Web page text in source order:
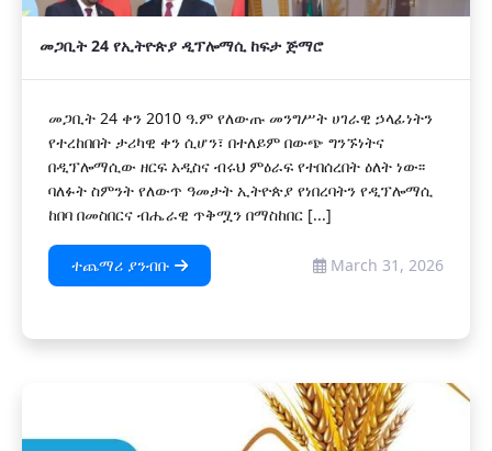
መጋቢት 24 የኢትዮጵያ ዲፕሎማሲ ከፍታ ጅማሮ
መጋቢት 24 ቀን 2010 ዓ.ም የለውጡ መንግሥት ሀገራዊ ኃላፊነትን
የተረከበበት ታሪካዊ ቀን ሲሆን፣ በተለይም በውጭ ግንኙነትና
በዲፕሎማሲው ዘርፍ አዲስና ብሩህ ምዕራፍ የተበሰረበት ዕለት ነው፡፡
ባለፉት ስምንት የለውጥ ዓመታት ኢትዮጵያ የነበረባትን የዲፕሎማሲ
ከበባ በመስበርና ብሔራዊ ጥቅሟን በማስከበር [...]
ተጨማሪ ያንብቡ March 31, 2026